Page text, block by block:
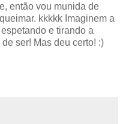
então vou munida de
kkkkk Imaginem a
e tirando a
ser! Mas deu certo! :)